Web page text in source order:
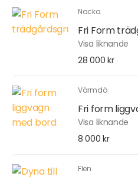
Nacka
Fri Form
Visa liknande
28 000 kr
Värmdö
Fri form
Visa liknande
8 000 kr
Flen